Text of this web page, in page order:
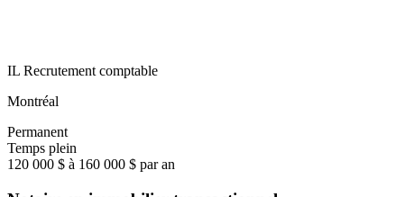
IL Recrutement comptable
Montréal
Permanent
Temps plein
120 000 $ à 160 000 $ par an